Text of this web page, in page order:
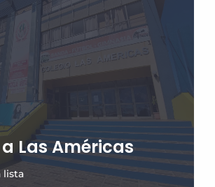
Las Américas
lista